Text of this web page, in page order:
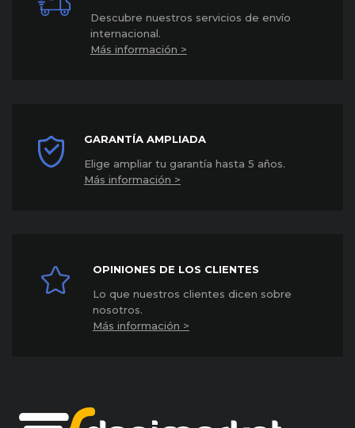
Descubre nuestros servicios de envío
internacional.
Más información >
GARANTÍA AMPLIADA
Elige ampliar tu garantía hasta 5 años.
Más información >
OPINIONES DE LOS CLIENTES
Lo que nuestros clientes dicen sobre
nosotros.
Más información >